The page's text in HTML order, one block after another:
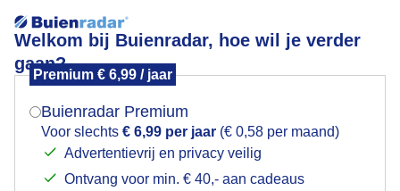
Welkom bij Buienradar, hoe wil je verder
gaan?
Premium € 6,99 / jaar
Buienradar Premium
Voor slechts € 6,99 per jaar (€ 0,58 per maand)
Advertentievrij en privacy veilig
Ontvang voor min. € 40,- aan cadeaus
grijs en nat
Mogen we je locatie gebruiken voor het
Indien je hier nog geen akkoord op hebt gegeven,